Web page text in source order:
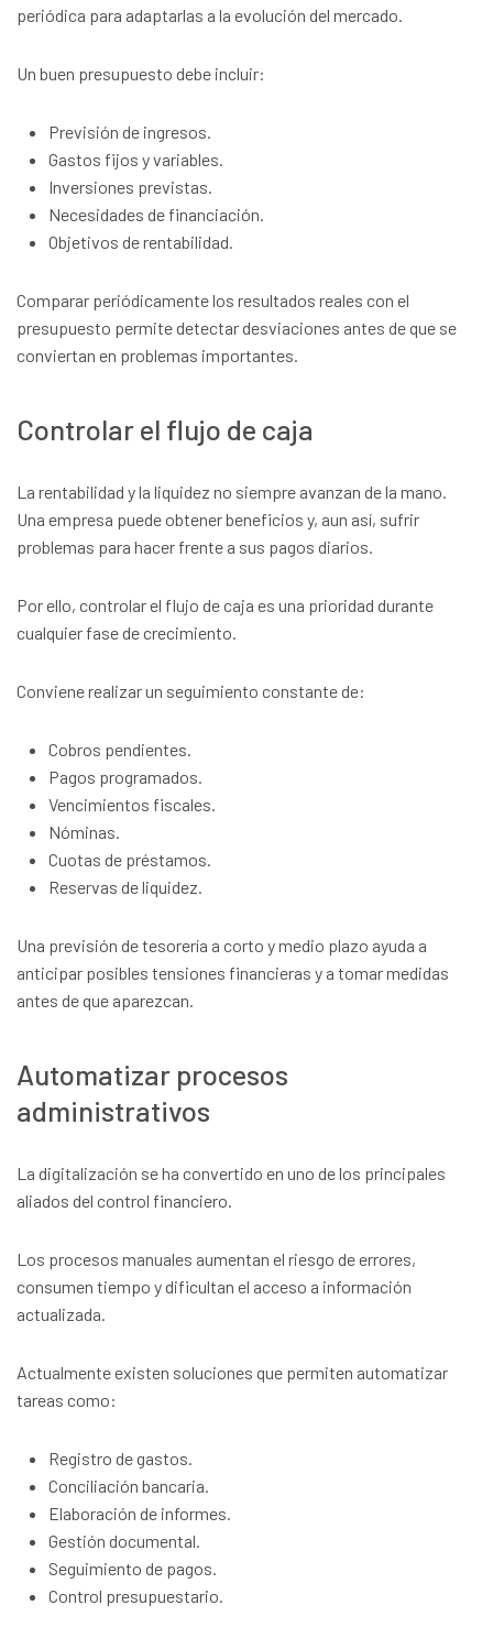
periódica para adaptarlas a la evolución del mercado.
Un buen presupuesto debe incluir:
Previsión de ingresos.
Gastos fijos y variables.
Inversiones previstas.
Necesidades de financiación.
Objetivos de rentabilidad.
Comparar periódicamente los resultados reales con el
presupuesto permite detectar desviaciones antes de que se
conviertan en problemas importantes.
Controlar el flujo de caja
La rentabilidad y la liquidez no siempre avanzan de la mano.
Una empresa puede obtener beneficios y, aun así, sufrir
problemas para hacer frente a sus pagos diarios.
Por ello, controlar el flujo de caja es una prioridad durante
cualquier fase de crecimiento.
Conviene realizar un seguimiento constante de:
Cobros pendientes.
Pagos programados.
Vencimientos fiscales.
Nóminas.
Cuotas de préstamos.
Reservas de liquidez.
Una previsión de tesorería a corto y medio plazo ayuda a
anticipar posibles tensiones financieras y a tomar medidas
antes de que aparezcan.
Automatizar procesos
administrativos
La digitalización se ha convertido en uno de los principales
aliados del control financiero.
Los procesos manuales aumentan el riesgo de errores,
consumen tiempo y dificultan el acceso a información
actualizada.
Actualmente existen soluciones que permiten automatizar
tareas como:
Registro de gastos.
Conciliación bancaria.
Elaboración de informes.
Gestión documental.
Seguimiento de pagos.
Control presupuestario.